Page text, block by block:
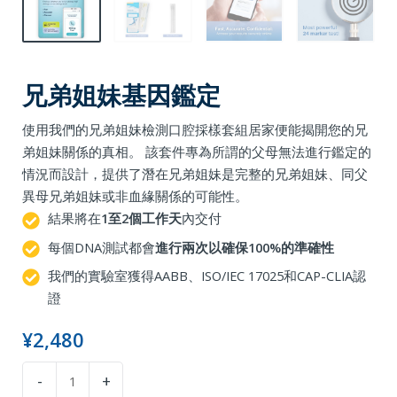
兄弟姐妹基因鑑定
使用我們的兄弟姐妹檢測口腔採樣套組居家便能揭開您的兄
弟姐妹關係的真相。 該套件專為所謂的父母無法進行鑑定的
情況而設計，提供了潛在兄弟姐妹是完整的兄弟姐妹、同父
異母兄弟姐妹或非血緣關係的可能性。
結果將在1至2個工作天內交付
每個DNA測試都會進行兩次以確保100%的準確性
我們的實驗室獲得AABB、ISO/IEC 17025和CAP-CLIA認
證
¥2,480
- +